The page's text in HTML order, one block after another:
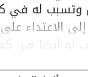
له في
الاعتداء
له أيضا في